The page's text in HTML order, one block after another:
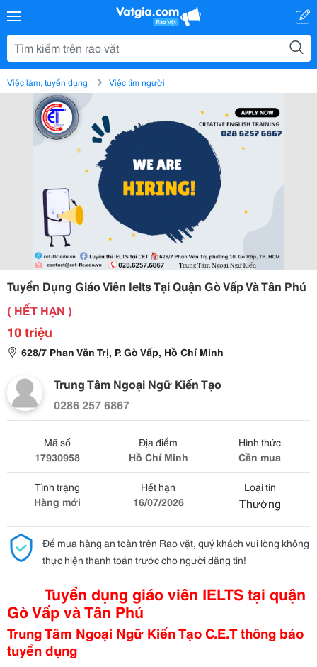
Việc làm, tuyển dụng Việc tìm người
Tuyển Dụng Giáo Viên Ielts Tại Quận Gò Vấp Và Tân Phú
( HẾT HẠN )
10 triệu
628/7 Phan Văn Trị, P. Gò Vấp, Hồ Chí Minh
Trung Tâm Ngoại Ngữ Kiến Tạo
0286 257 6867
Mã số
17930958
Địa điểm
Hồ Chí Minh
Hình thức
Cần mua
Tình trạng
Hàng mới
Hết hạn
16/07/2026
Loại tin
Thường
Để mua hàng an toàn trên Rao vặt, quý khách vui lòng không
thực hiện thanh toán trước cho người đăng tin!
Tuyển dụng giáo viên IELTS tại quận
Gò Vấp và Tân Phú
Trung Tâm Ngoại Ngữ Kiến Tạo C.E.T thông báo
tuyển dụng